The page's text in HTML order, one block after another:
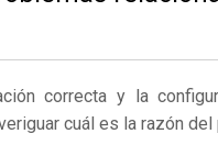
correcta y la
cuál es la razón del